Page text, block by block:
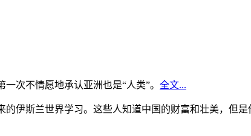
次不情愿地承认亚洲也是“人类”。 全文...
伊斯兰世界学习。这些人知道中国的财富和壮美，但